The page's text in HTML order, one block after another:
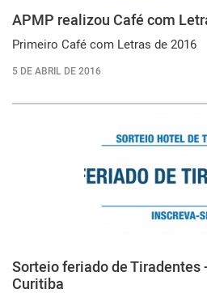
APMP realizou Café com
Primeiro Café com Letras de 2016
5 DE ABRIL DE 2016
Sorteio feriado de Tiradentes
Curitiba